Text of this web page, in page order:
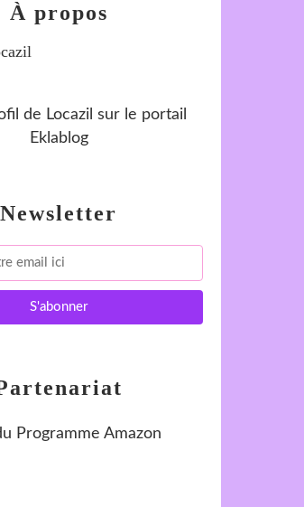
Newsletter
À propos
de Locazil sur le portail
Eklablog
Programme Amazon